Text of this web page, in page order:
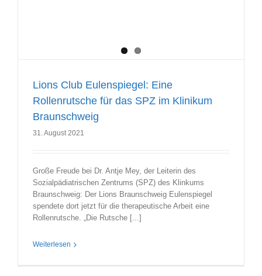
Lions Club Eulenspiegel: Eine
Rollenrutsche für das SPZ im Klinikum
Braunschweig
31. August 2021
Große Freude bei Dr. Antje Mey, der Leiterin des
Sozialpädiatrischen Zentrums (SPZ) des Klinkums
Braunschweig: Der Lions Braunschweig Eulenspiegel
spendete dort jetzt für die therapeutische Arbeit eine
Rollenrutsche. „Die Rutsche [...]
Weiterlesen